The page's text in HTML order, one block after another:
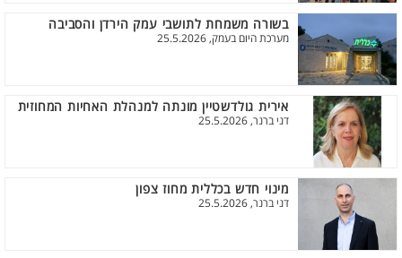
בשורה משמחת לתושבי עמק הירדן והסביבה
מערכת היום בעמק, 25.5.2026
אירית גולדשטיין מונתה למנהלת האחיות המחוזית
דני ברנר, 25.5.2026
מינוי חדש בכללית מחוז צפון
דני ברנר, 25.5.2026